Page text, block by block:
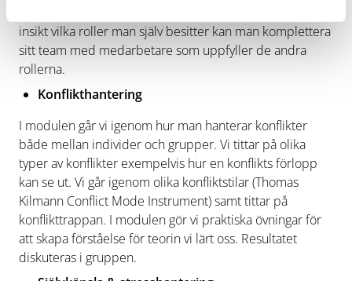
insikt vilka roller man själv besitter kan man komplettera
sitt team med medarbetare som uppfyller de andra
rollerna.
Konflikthantering
I modulen går vi igenom hur man hanterar konflikter
både mellan individer och grupper. Vi tittar på olika
typer av konflikter exempelvis hur en konflikts förlopp
kan se ut. Vi går igenom olika konfliktstilar (Thomas
Kilmann Conflict Mode Instrument) samt tittar på
konflikttrappan. I modulen gör vi praktiska övningar för
att skapa förståelse för teorin vi lärt oss. Resultatet
diskuteras i gruppen.